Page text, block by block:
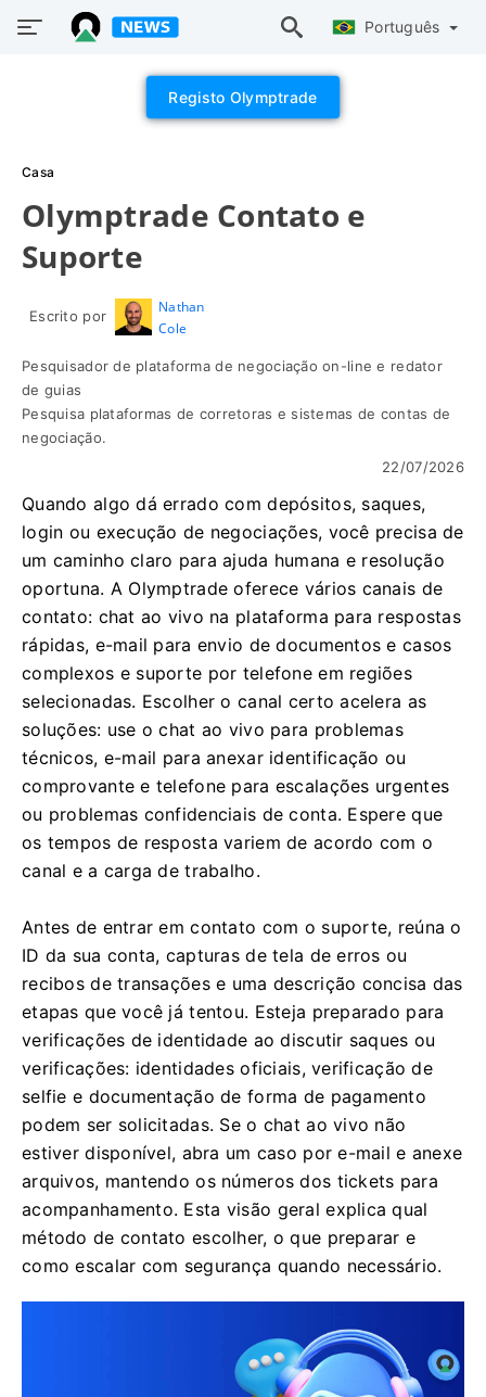
Português
Registo Olymptrade
Casa
Olymptrade Contato e
Suporte
Escrito por
Nathan
Cole
Pesquisador de plataforma de negociação on-line e redator
de guias
Pesquisa plataformas de corretoras e sistemas de contas de
negociação.
22/07/2026
Quando algo dá errado com depósitos, saques,
login ou execução de negociações, você precisa de
um caminho claro para ajuda humana e resolução
oportuna. A Olymptrade oferece vários canais de
contato: chat ao vivo na plataforma para respostas
rápidas, e-mail para envio de documentos e casos
complexos e suporte por telefone em regiões
selecionadas. Escolher o canal certo acelera as
soluções: use o chat ao vivo para problemas
técnicos, e-mail para anexar identificação ou
comprovante e telefone para escalações urgentes
ou problemas confidenciais de conta. Espere que
os tempos de resposta variem de acordo com o
canal e a carga de trabalho.
Antes de entrar em contato com o suporte, reúna o
ID da sua conta, capturas de tela de erros ou
recibos de transações e uma descrição concisa das
etapas que você já tentou. Esteja preparado para
verificações de identidade ao discutir saques ou
verificações: identidades oficiais, verificação de
selfie e documentação de forma de pagamento
podem ser solicitadas. Se o chat ao vivo não
estiver disponível, abra um caso por e-mail e anexe
arquivos, mantendo os números dos tickets para
acompanhamento. Esta visão geral explica qual
método de contato escolher, o que preparar e
como escalar com segurança quando necessário.